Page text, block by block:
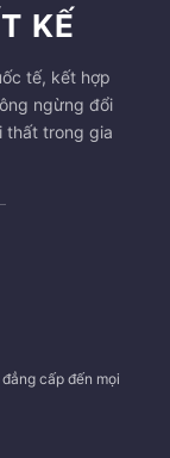
KẾ
tế, kết hợp
ngừng đổi
thất trong gia
cấp đến mọi